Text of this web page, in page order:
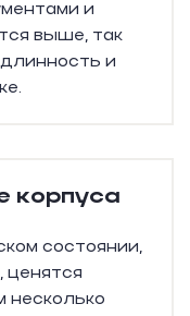
и
выше, так
и
корпуса
состоянии,
ценятся
несколько